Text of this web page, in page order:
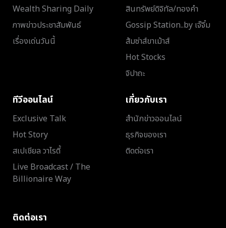
Wealth Sharing Daily
ภาพข่าวประชาสัมพันธ์
เรื่องเด่นวันนี้
สินทรัพย์ดิจิทัล/ทองคำ
Gossip Station..by เจ๊จิ๋ม
ส้มซ่าส์ขาเม้าส์
Hot Stocks
จิปาถะ
ทีวีออนไลน์
Exclusive Talk
Hot Story
สเปเชียล วาไรตี้
Live Broadcast / The
Billionaire Way
เกี่ยวกับเรา
สำนักข่าวออนไลน์
ธุรกิจของเรา
ติดต่อเรา
ติดต่อเรา